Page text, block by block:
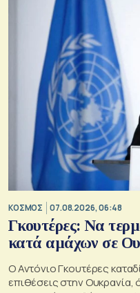
ΚΟΣΜΟΣ 07.08.2026, 06:48
Γκουτέρες: Να
κατά αμάχων σε
Ο Αντόνιο Γκουτέρες
επιθέσεις στην Ουκρανία,